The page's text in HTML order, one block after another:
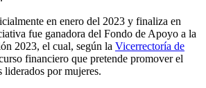
en enero del 2023 y finaliza en
fue ganadora del Fondo de Apoyo a la
2023, el cual, según la Vicerrectoría de
financiero que pretende promover el
liderados por mujeres.